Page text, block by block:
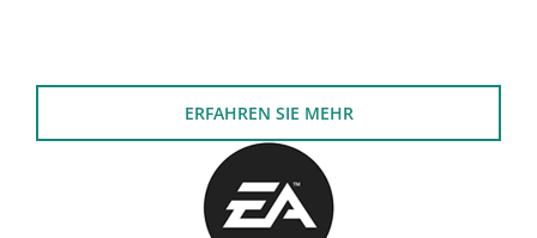
ERFAHREN SIE MEHR